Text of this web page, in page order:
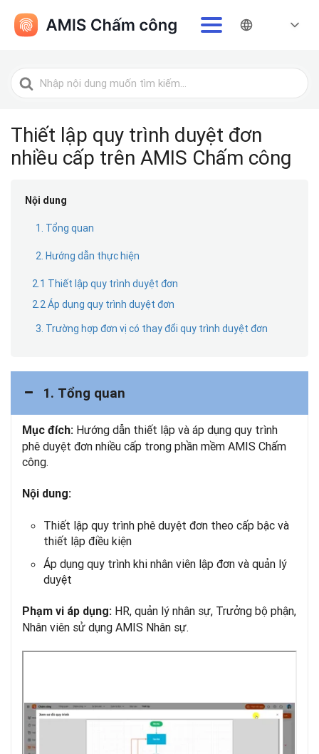
Tìm
kiếm
Thiết lập quy trình duyệt đơn
nhiều cấp trên AMIS Chấm công
Nội dung
1. Tổng quan
2. Hướng dẫn thực hiện
2.1 Thiết lập quy trình duyệt đơn
2.2 Áp dụng quy trình duyệt đơn
3. Trường hợp đơn vị có thay đổi quy trình duyệt đơn
1. Tổng quan
Mục đích: Hướng dẫn thiết lập và áp dụng quy trình
phê duyệt đơn nhiều cấp trong phần mềm AMIS Chấm
công.
Nội dung:
Thiết lập quy trình phê duyệt đơn theo cấp bậc và
thiết lập điều kiện
Áp dụng quy trình khi nhân viên lập đơn và quản lý
duyệt
Phạm vi áp dụng: HR, quản lý nhân sự, Trưởng bộ phận,
Nhân viên sử dụng AMIS Nhân sự.